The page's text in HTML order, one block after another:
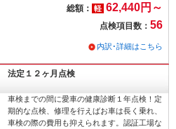
総額： 軽 62,440円～
点検項目数： 56
内訳･詳細はこちら
法定１２ヶ月点検
車検までの間に愛車の健康診断１年点検！定
期的な点検、修理を行えばお車は長く乗れ、
車検の際の費用も抑えられます。認証工場な